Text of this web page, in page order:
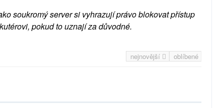
soukromý server si vyhrazují právo blokovat přístup
pokud to uznají za důvodné.
nejnovější oblíbené